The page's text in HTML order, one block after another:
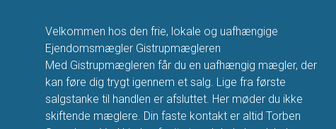
Velkommen hos den frie, lokale og uafhængige
Ejendomsmægler Gistrupmægleren
Med Gistrupmægleren får du en uafhængig mægler, der
kan føre dig trygt igennem et salg. Lige fra første
salgstanke til handlen er afsluttet. Her møder du ikke
skiftende mæglere. Din faste kontakt er altid Torben